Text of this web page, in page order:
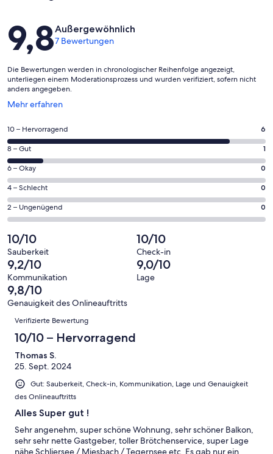
Bewertungen
9,8Außergewöhnlich
7 Bewertungen
Die Bewertungen werden in chronologischer Reihenfolge angezeigt,
unterliegen einem Moderationsprozess und wurden verifiziert, sofern nicht
anders angegeben.
Mehr erfahren
Wird
einem
neuen
Fenster
geöffnet
6
von
insgesamt
7
Gästebewertungen
haben
eine
Bewertung
von
10
-
Hervorragend
10 – Hervorragend 6
1
von
insgesamt
7
Gästebewertungen
haben
Bewertung
von
8
-
Gut
8 – Gut 1
0
von
insgesamt
7
Gästebewertungen
haben
eine
Bewertung
von
6
-
Okay
6 – Okay 0
0
von
insgesamt
Gästebewertungen
haben
eine
Bewertung
von
4
4 – Schlecht 0
0
von
insgesamt
7
Gästebewertungen
haben
eine
Bewertung
2 – Ungenügend 0
10/10
Sauberkeit
10/10
Check-in
9,2/10
Kommunikation
9,0/10
Lage
9,8/10
Genauigkeit des Onlineauftritts
Bewertungen
Verifizierte Bewertung
10/10 – Hervorragend
Thomas S.
25. Sept. 2024
Gut: Sauberkeit, Check-in, Kommunikation, Lage und Genauigkeit
des Onlineauftritts
Alles Super gut !
Sehr angenehm, super schöne Wohnung, sehr schöner Balkon,
sehr sehr nette Gastgeber, toller Brötchenservice, super Lage
nähe Schliersee / Miesbach / Tegernsee etc, Es gab nur ein